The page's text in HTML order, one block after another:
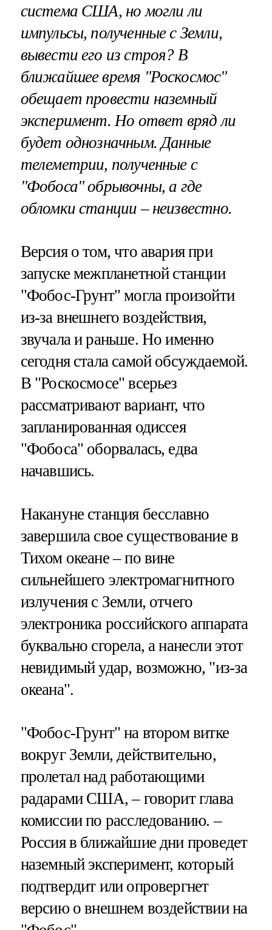
система США, но могли ли
импульсы, полученные с Земли,
вывести его из строя? В
ближайшее время "Роскосмос"
обещает провести наземный
эксперимент. Но ответ вряд ли
будет однозначным. Данные
телеметрии, полученные с
"Фобоса" обрывочны, а где
обломки станции – неизвестно.
Версия о том, что авария при
запуске межпланетной станции
"Фобос-Грунт" могла произойти
из-за внешнего воздействия,
звучала и раньше. Но именно
сегодня стала самой обсуждаемой.
В "Роскосмосе" всерьез
рассматривают вариант, что
запланированная одиссея
"Фобоса" оборвалась, едва
начавшись.
Накануне станция бесславно
завершила свое существование в
Тихом океане – по вине
сильнейшего электромагнитного
излучения с Земли, отчего
электроника российского аппарата
буквально сгорела, а нанесли этот
невидимый удар, возможно, "из-за
океана".
"Фобос-Грунт" на втором витке
вокруг Земли, действительно,
пролетал над работающими
радарами США, – говорит глава
комиссии по расследованию. –
Россия в ближайшие дни проведет
наземный эксперимент, который
подтвердит или опровергнет
версию о внешнем воздействии на